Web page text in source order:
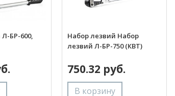
БР-600,
Набор лезвий Набор
лезвий Л-БР-750 (КВТ)
750.32 руб.